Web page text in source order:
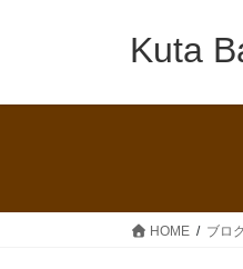
Kuta
HOME ブロ